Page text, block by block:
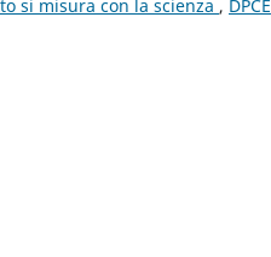
si misura con la scienza , DPCE